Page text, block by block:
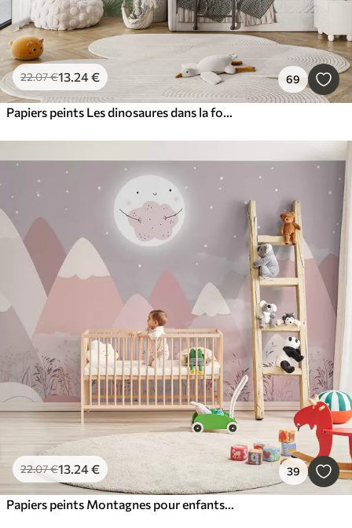
22.07€13.24€ 69
Papiers peints Les dinosaures dans la forêt tropicale
22.07€13.24€ 39
Papiers peints Montagnes pour enfants avec une jolie lune et des plantes en bas